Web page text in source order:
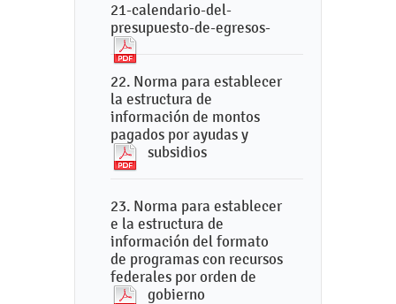
21-calendario-del-
presupuesto-de-egresos-
22. Norma para establecer
la estructura de
información de montos
pagados por ayudas y
subsidios
23. Norma para establecer
e la estructura de
información del formato
de programas con recursos
federales por orden de
gobierno